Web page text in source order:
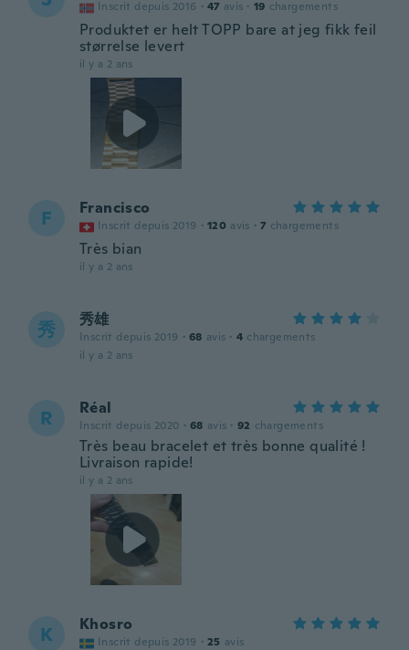
Inscrit depuis 2016 · 47 avis · 19 chargements
Produktet er helt TOPP bare at jeg fikk feil
størrelse levert
il y a 2 ans
F Francisco
Inscrit depuis 2019 · 120 avis · 7 chargements
Très bian
il y a 2 ans
秀 秀雄
Inscrit depuis 2019 · 68 avis · 4 chargements
il y a 2 ans
R Réal
Inscrit depuis 2020 · 68 avis · 92 chargements
Très beau bracelet et très bonne qualité !
Livraison rapide!
il y a 2 ans
K Khosro
Inscrit depuis 2019 · 25 avis